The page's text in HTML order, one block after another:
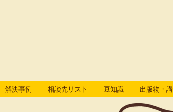
解決事例 相談先リスト 豆知識 出版物・